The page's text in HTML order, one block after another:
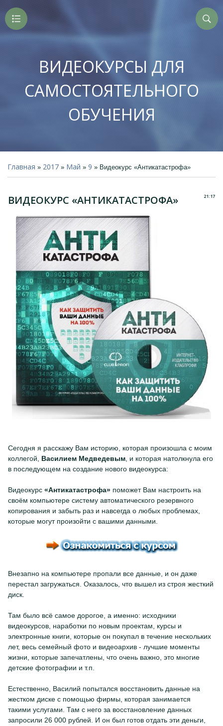
ВИДЕОКУРСЫ ДЛЯ
САМОСТОЯТЕЛЬНОГО
ОБУЧЕНИЯ
Главная » 2017 » Май » 9 » Видеокурс «Антикатастрофа»
21:17
ВИДЕОКУРС «АНТИКАТАСТРОФА»
Сегодня я расскажу Вам историю, которая произошла с моим
коллегой, Василием Медведевым , и которая натолкнула его
в последующем на создание нового видеокурса:
Видеокурс «Антикатастрофа» поможет Вам настроить на
своём компьютере систему автоматического резервного
копирования и забыть раз и навсегда о любых проблемах,
которые могут произойти с вашими данными.
Внезапно на компьютере пропали все данные, и он даже
перестал загружаться. Оказалось, что вышел из строя жесткий
диск.
Там было всё самое дорогое, а именно: исходники
видеокурсов, наработки по новым проектам, курсы и
электронные книги, которые он покупал в течение нескольких
лет, весь семейный фото и видеоархив - лучшие моменты
жизни, которые запечатлены, что очень важно, это многие
детские фотографии и т.п.
Естественно, Василий попытался восстановить данные на
жестком диске с помощью фирмы, которая занимается
такими услугами. Там с него за восстановление данных
запросили 26 000 рублей. И он был готов отдать эти деньги,